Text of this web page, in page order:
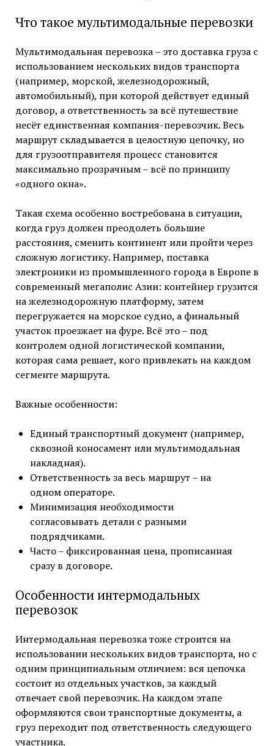
Что такое мультимодальные перевозки
Мультимодальная перевозка – это доставка груза с
использованием нескольких видов транспорта
(например, морской, железнодорожный,
автомобильный), при которой действует единый
договор, а ответственность за всё путешествие
несёт единственная компания-перевозчик. Весь
маршрут складывается в целостную цепочку, но
для грузоотправителя процесс становится
максимально прозрачным – всё по принципу
«одного окна».
Такая схема особенно востребована в ситуации,
когда груз должен преодолеть большие
расстояния, сменить континент или пройти через
сложную логистику. Например, поставка
электроники из промышленного города в Европе в
современный мегаполис Азии: контейнер грузится
на железнодорожную платформу, затем
перегружается на морское судно, а финальный
участок проезжает на фуре. Всё это – под
контролем одной логистической компании,
которая сама решает, кого привлекать на каждом
сегменте маршрута.
Важные особенности:
Единый транспортный документ (например,
сквозной коносамент или мультимодальная
накладная).
Ответственность за весь маршрут – на
одном операторе.
Минимизация необходимости
согласовывать детали с разными
подрядчиками.
Часто – фиксированная цена, прописанная
сразу в договоре.
Особенности интермодальных
перевозок
Интермодальная перевозка тоже строится на
использовании нескольких видов транспорта, но с
одним принципиальным отличием: вся цепочка
состоит из отдельных участков, за каждый
отвечает свой перевозчик. На каждом этапе
оформляются свои транспортные документы, а
груз переходит под ответственность следующего
участника.